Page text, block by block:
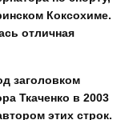
Коксохиме.
отличная
заголовком
Ткаченко в 2003
этих строк.